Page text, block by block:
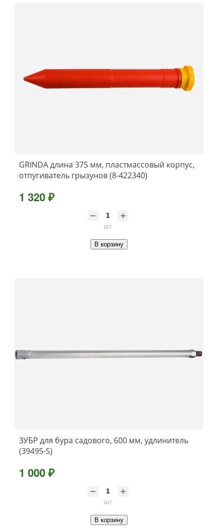
GRINDA длина 375 мм, пластмассовый корпус,
отпугиватель грызунов (8-422340)
1 320 ₽
шт
В корзину
ЗУБР для бура садового, 600 мм, удлинитель
(39495-S)
1 000 ₽
шт
В корзину